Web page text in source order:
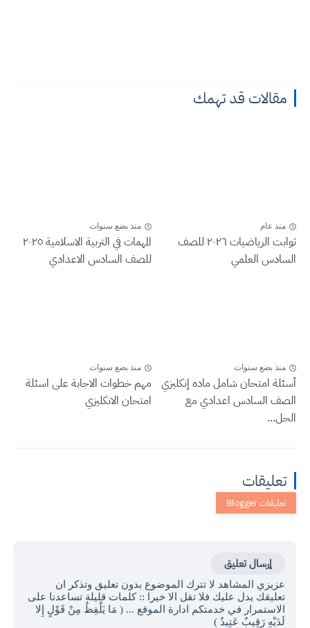
مقالات قد تهمك
منذ عام
ثوابت الرياضيات ٢٠٢٦ للصف
السادس العلمي
منذ بضع سنوات
المهمات في التربية الاسلامية ٢٠٢٥
للصف السادس الاعدادي
منذ بضع سنوات
أسئلة امتحان شامل ماده إنكليزي
الصف السادس اعدادي مع
الحل...
منذ بضع سنوات
مهم خطوات الاجابة على اسئلة
امتحان الانكليزي
تعليقات
إرسال تعليق
عزيزي المشاهد لا تترك الموضوع بدون تعليق وتذكر ان
تعليقك يدل عليك فلا تقل الا خيرا :: كلمات قليلة تساعدنا على
الاستمرار في خدمتكم ادارة الموقع ... ( مَا يَلْفِظُ مِنْ قَوْلٍ إِلا
لَدَيْهِ رَقِيبٌ عَتِيدٌ )